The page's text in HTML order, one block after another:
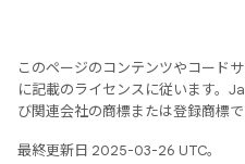
このページのコンテンツやコードサ
に記載のライセンスに従います。
び関連会社の商標または登録商標で
最終更新日 2025-03-26 UTC。